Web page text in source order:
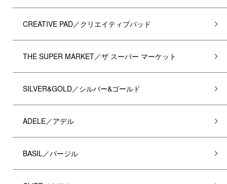
CREATIVE PAD／クリエイティブパッド
THE SUPER MARKET／ザ スーパー マーケット
SILVER&GOLD／シルバー&ゴールド
ADELE／アデル
BASIL／バージル